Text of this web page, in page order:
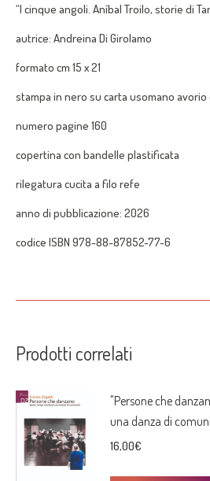
“I cinque angoli. Aníbal Troilo, storie di
autrice: Andreina Di Girolamo
formato cm 15 x 21
stampa in nero su carta usomano avorio
numero pagine 160
copertina con bandelle plastificata
rilegatura cucita a filo refe
anno di pubblicazione: 2026
codice ISBN 978-88-87852-77-6
Prodotti correlati
"Persone che
una danza di
16,00€